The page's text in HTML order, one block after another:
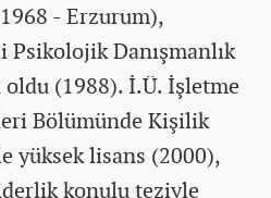
- Erzurum),
Danışmanlık
(1988). İ.Ü. İşletme
Bölümünde Kişilik
yüksek lisans (2000),
konulu teziyle